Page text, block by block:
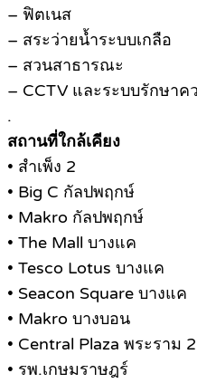
– ฟิตเนส
– สระว่ายน้ำระบบเกลือ
– สวนสาธารณะ
– CCTV และระบบรักษา
.
สถานที่ใกล้เคียง
• สำเพ็ง 2
• Big C กัลปพฤกษ์
• Makro กัลปพฤกษ์
• The Mall บางแค
• Tesco Lotus บางแค
• Seacon Square บางแค
• Makro บางบอน
• Central Plaza พระราม 2
• รพ.เกษมราษฎร์